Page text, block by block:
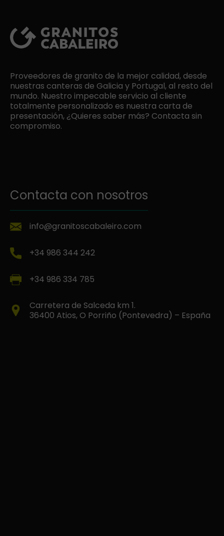
Proveedores de granito de la mejor calidad, desde
nuestras canteras de Galicia y Portugal, al resto del
mundo. Nuestro impecable servicio al cliente
totalmente personalizado es nuestra carta de
presentación, ¿Quieres saber más? Contacta sin
compromiso.
Contacta con nosotros
info@granitoscabaleiro.com
+34 986 344 242
+34 986 334 785
Carretera de Salceda km 1.
36400 Atios, O Porriño (Pontevedra) – España